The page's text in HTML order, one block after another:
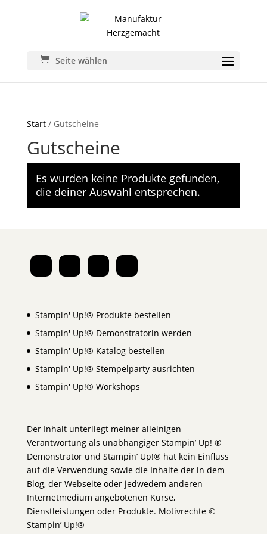
Seite wählen
Start/ Gutscheine
Gutscheine
Es wurden keine Produkte gefunden,
die deiner Auswahl entsprechen.
Stampin' Up!® Produkte bestellen
Stampin' Up!® Demonstratorin werden
Stampin' Up!® Katalog bestellen
Stampin' Up!® Stempelparty ausrichten
Stampin' Up!® Workshops
Der Inhalt unterliegt meiner alleinigen
Verantwortung als unabhängiger Stampin’ Up! ®
Demonstrator und Stampin’ Up!® hat kein Einfluss
auf die Verwendung sowie die Inhalte der in dem
Blog, der Webseite oder jedwedem anderen
Internetmedium angebotenen Kurse,
Dienstleistungen oder Produkte. Motivrechte ©
Stampin’ Up!®